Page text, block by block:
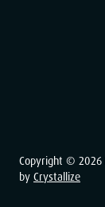
Copyright © 2026
by Crystallize